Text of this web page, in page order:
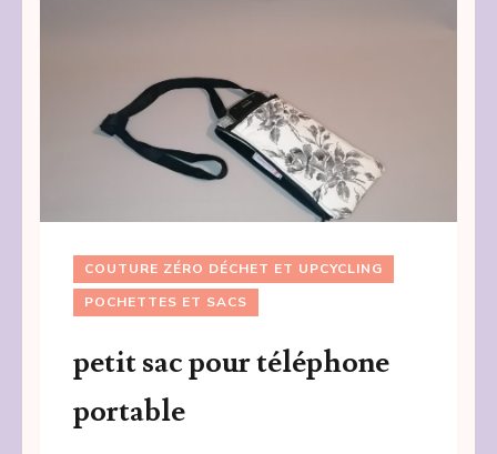
COUTURE ZÉRO DÉCHET ET UPCYCLING
POCHETTES ET SACS
petit sac pour téléphone
portable